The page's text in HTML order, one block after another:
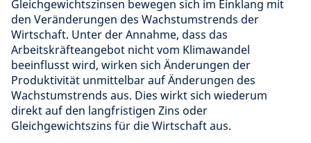
Gleichgewichtszinsen bewegen sich im Einklang mit
den Veränderungen des Wachstumstrends der
Wirtschaft. Unter der Annahme, dass das
Arbeitskräfteangebot nicht vom Klimawandel
beeinflusst wird, wirken sich Änderungen der
Produktivität unmittelbar auf Änderungen des
Wachstumstrends aus. Dies wirkt sich wiederum
direkt auf den langfristigen Zins oder
Gleichgewichtszins für die Wirtschaft aus.